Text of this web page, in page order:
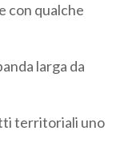
con qualche
larga da
territoriali uno